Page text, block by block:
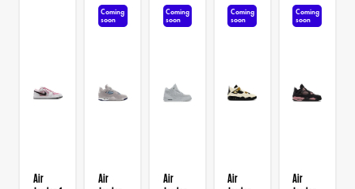
Air
Coming
soon
Air
Coming
soon
Air
Coming
soon
Air
Coming
soon
Air